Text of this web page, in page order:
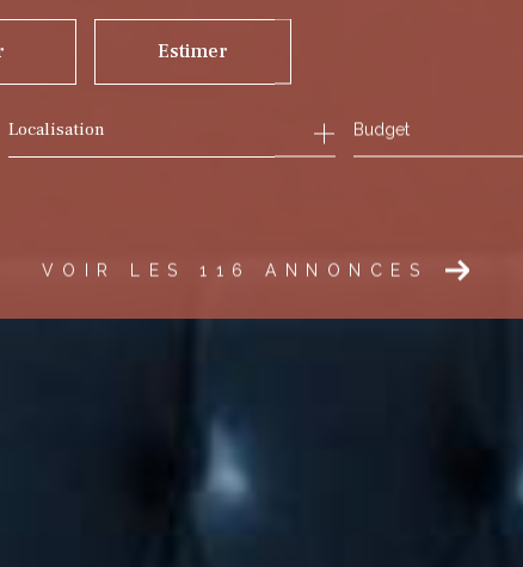
Estimer
Budget
VOIR LES 116 ANNONCES